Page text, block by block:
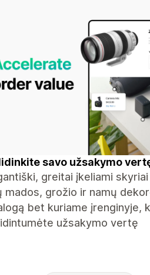
savo užsakymo
greitai įkeliami
mados, grožio ir namų
bet kuriame įrenginyje,
užsakymo vertę